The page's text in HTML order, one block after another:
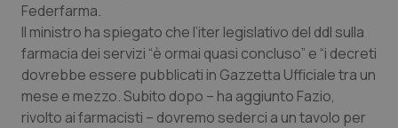
Calabria
Campania
Emilia-Romagna
Asma & BPCO
Car-T
Colesterolo & coronaropatie
Federfarma.
Il ministro ha spiegato che l’iter legislativo del ddl sulla
farmacia dei servizi “è ormai quasi concluso” e “i decreti
dovrebbe essere pubblicati in Gazzetta Ufficiale tra un
mese e mezzo. Subito dopo – ha aggiunto Fazio,
rivolto ai farmacisti – dovremo sederci a un tavolo per